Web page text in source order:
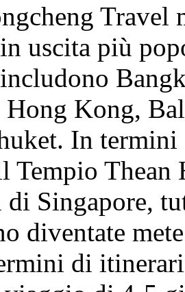
Travel
uscita più
Hong Kong,
In
Tempio
Singapore,
diventate
di